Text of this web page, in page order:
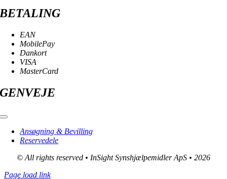
BETALING
EAN
MobilePay
Dankort
VISA
MasterCard
GENVEJE
Toggle
NavigationAnsøgning & Bevilling
Reservedele
© All rights reserved • InSight Synshjælpemidler ApS • 2026
Page load link